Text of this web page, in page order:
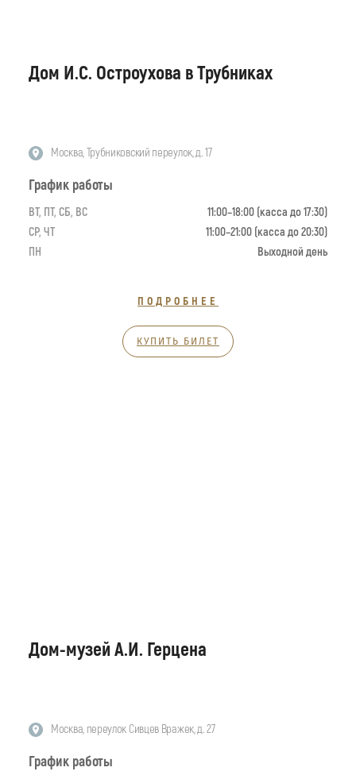
Дом И.С. Остроухова в Трубниках
Москва, Трубниковский переулок, д. 17
График работы
ВТ, ПТ, СБ, ВС
11:00–18:00 (касса до 17:30)
СР, ЧТ
11:00–21:00 (касса до 20:30)
ПН
Выходной день
ПОДРОБНЕЕ
КУПИТЬ БИЛЕТ
Дом-музей А.И. Герцена
Москва, переулок Сивцев Вражек, д. 27
График работы